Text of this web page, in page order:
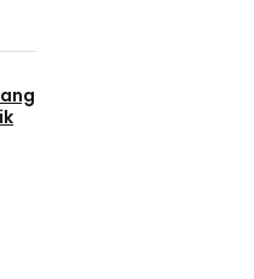
Ulang